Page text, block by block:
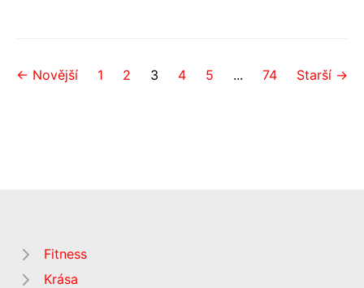
← Novější 1 2 3 4 5 ... 74 Starší →
Fitness
Krása